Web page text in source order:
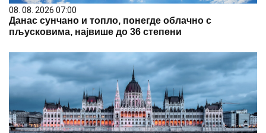
08. 08. 2026 07:00
Данас сунчано и топло, понегде облачно с
пљусковима, највише до 36 степени